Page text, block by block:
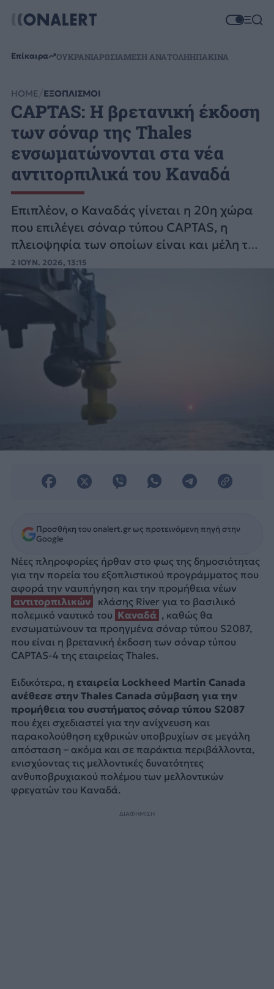
Επίκαιρα ΟΥΚΡΑΝΙΑΡΩΣΙΑΜΕΣΗ ΑΝΑΤΟΛΗΗΠΑΚΙΝΑ
HOME ΕΞΟΠΛΙΣΜΟΙ
CAPTAS: Η βρετανική έκδοση
των σόναρ της Thales
ενσωματώνονται στα νέα
αντιτορπιλικά του Καναδά
Επιπλέον, ο Καναδάς γίνεται η 20η χώρα
που επιλέγει σόναρ τύπου CAPTAS, η
πλειοψηφία των οποίων είναι και μέλη του
NATO.
2 ΙΟΥΝ. 2026, 13:15
Προσθήκη του onalert.gr ως προτεινόμενη πηγή στην
Google
Νέες πληροφορίες ήρθαν στο φως της δημοσιότητας
για την πορεία του εξοπλιστικού προγράμματος που
αφορά την ναυπήγηση και την προμήθεια νέων
αντιτορπιλικών
κλάσης River για το βασιλικό
πολεμικό ναυτικό του Καναδά , καθώς θα
ενσωματώνουν τα προηγμένα σόναρ τύπου S2087,
που είναι η βρετανική έκδοση των σόναρ τύπου
CAPTAS-4 της εταιρείας Thales.
Ειδικότερα, η εταιρεία Lockheed Martin Canada
ανέθεσε στην Thales Canada σύμβαση για την
προμήθεια του συστήματος σόναρ τύπου S2087
που έχει σχεδιαστεί για την ανίχνευση και
παρακολούθηση εχθρικών υποβρυχίων σε μεγάλη
απόσταση – ακόμα και σε παράκτια περιβάλλοντα,
ενισχύοντας τις μελλοντικές δυνατότητες
ανθυποβρυχιακού πολέμου των μελλοντικών
φρεγατών του Καναδά.
ΔΙΑΦΗΜΙΣΗ